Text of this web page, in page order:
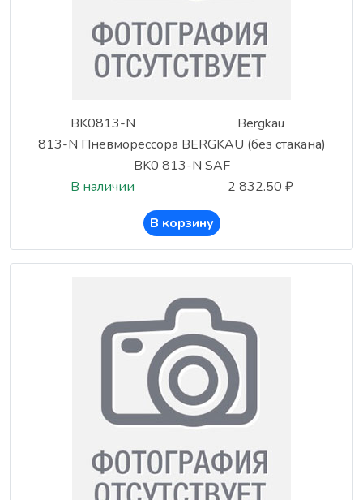
BK0813-N
Bergkau
813-N Пневморессора BERGKAU (без стакана)
BK0 813-N SAF
В наличии
2 832.50 ₽
В корзину